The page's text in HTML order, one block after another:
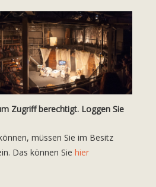
Zugriff berechtigt. Loggen Sie
müssen Sie im Besitz
Das können Sie hier